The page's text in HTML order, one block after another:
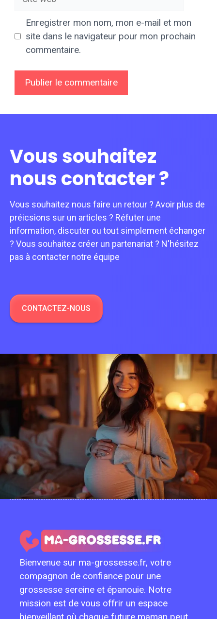
Enregistrer mon nom, mon e-mail et mon
site dans le navigateur pour mon prochain
commentaire.
Vous souhaitez
nous contacter ?
Vous souhaitez nous faire un retour ? Avoir plus de
préicsions sur un articles ? Réfuter une
information, discuter ou tout simplement échanger
? Vous souhaitez créer un partenariat ? N'hésitez
pas à contacter notre équipe
CONTACTEZ-NOUS
Bienvenue sur ma-grossesse.fr, votre
compagnon de confiance pour une
grossesse sereine et épanouie. Notre
mission est de vous offrir un espace
bienveillant où chaque future maman peut